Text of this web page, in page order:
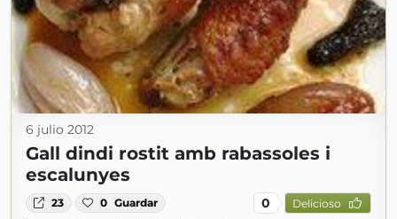
6 julio 2012
Gall dindi rostit amb rabassoles i
escalunyes
23 0 Guardar 0 Delicioso